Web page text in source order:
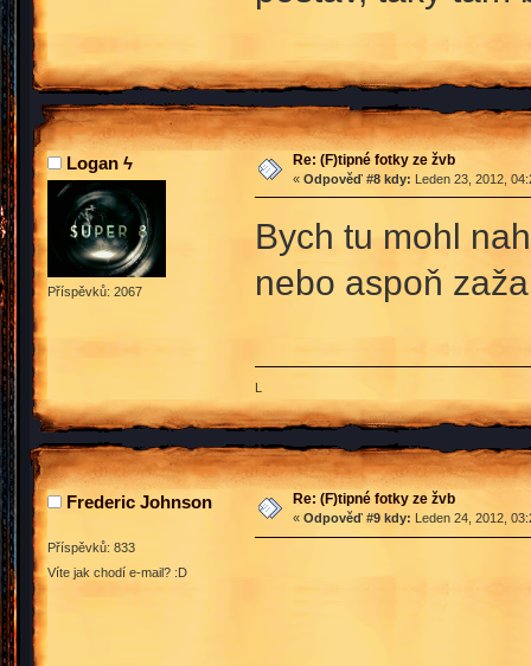
Logan ϟ
Příspěvků: 2067
Re: (F)tipné fotky ze žvb
« Odpověď #8 kdy: Leden 23, 2012,
Bych tu mohl
nebo aspoň
Frederic Johnson
Příspěvků: 833
Víte jak chodí e-mail? :D
Re: (F)tipné fotky ze žvb
« Odpověď #9 kdy: Leden 24, 2012,